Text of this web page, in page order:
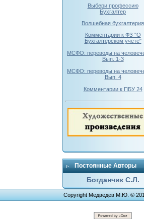
Выбери профессию
Бухгалтер
Волшебная бухгалтерия
Комментарии к ФЗ "О
Бухгалтерском учете"
МСФО: переводы на
Вып. 1-3
МСФО: переводы на
Вып. 4
Комментарии к ПБУ 24
Постоянные Авторы
Богданчик С.Л.
Copyright Медведев М.Ю. ©